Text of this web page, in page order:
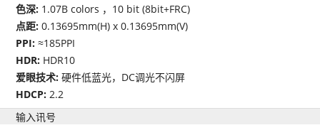
色深: 1.07B colors ，10 bit (8bit+FRC)
点距:0.13695mm(H) x 0.13695mm(V)
PPI:≈185PPI
HDR: HDR10
爱眼技术:硬件低蓝光，DC调光不闪屏
HDCP:2.2
输入讯号